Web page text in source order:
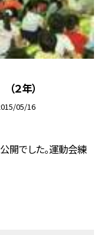
２年）
05/16
開でした。運動会練